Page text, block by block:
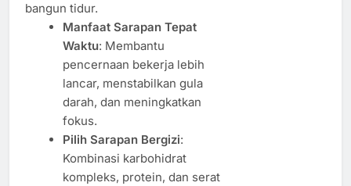
bangun tidur.
Manfaat Sarapan Tepat
Waktu: Membantu
pencernaan bekerja lebih
lancar, menstabilkan gula
darah, dan meningkatkan
fokus.
Pilih Sarapan Bergizi:
Kombinasi karbohidrat
kompleks, protein, dan serat